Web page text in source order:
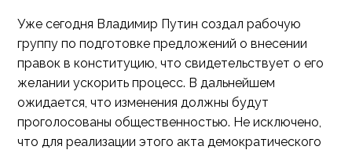
Уже сегодня Владимир Путин создал рабочую
группу по подготовке предложений о внесении
правок в конституцию, что свидетельствует о его
желании ускорить процесс. В дальнейшем
ожидается, что изменения должны будут
проголосованы общественностью. Не исключено,
что для реализации этого акта демократического